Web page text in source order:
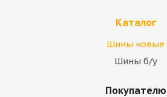
Каталог
Шины новые
Шины б/у
Покупателю